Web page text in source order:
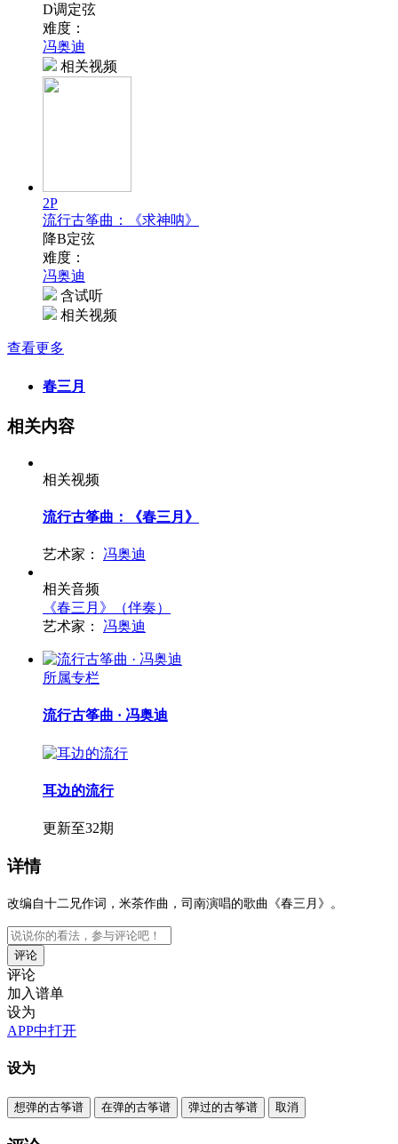
D调定弦
难度：
冯奥迪
相关视频
2P
流行古筝曲：《求神呐》
降B定弦
难度：
冯奥迪
含试听
相关视频
查看更多
春三月
相关内容
相关视频
流行古筝曲：《春三月》
艺术家： 冯奥迪
相关音频
《春三月》（伴奏）
艺术家：
冯奥迪
所属专栏
流行古筝曲 · 冯奥迪
耳边的流行
更新至32期
详情
改编自十二兄作词，米茶作曲，司南演唱的歌曲《春三月》。
评论
评论
加入谱单
设为
APP中打开
设为
想弹的古筝谱 在弹的古筝谱 弹过的古筝谱 取消